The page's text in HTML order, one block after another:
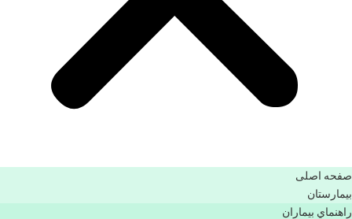
صفحه اصلی
بيمارستان
راهنماي بیماران